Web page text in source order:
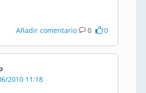
Añadir comentario 0 0
2010 11:18